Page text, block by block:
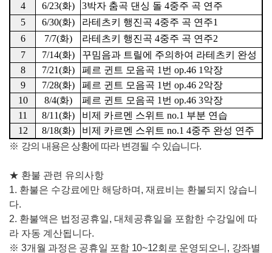
4
6/23(화) 3박자 춤곡 댄싱 돌 4중주 곡 연주
5
6/30(화) 라테츠키 행진곡 4중주 곡 연주1
6
7/7(화) 라테츠키 행진곡 4중주 곡 연주2
7
7/14(화)
꾸밈음과 트릴에 주의하여 라테츠키 완성
8
7/21(화) 페르 귄트 모음곡 1 번 op.46 1 악장
9
7/28(화) 페르 귄트 모음곡 1 번 op.46 2악장
10
8/4(화) 페르 귄트 모음곡 1 번 op.46 3악장
11
8/11(화) 비제 카르멘 스위트 no.1 부분 연습
12
8/18(화) 비제 카르멘 스위트 no.1 4중주 완성 연주
※ 강의 내용은 상황에 따라 변경될 수 있습니다.
★ 환불 관련 유의사항
1. 환불은 수강료에만 해당하며 , 재료비는 환불되지 않습니
다.
2. 환불액은 법정공휴일, 대체공휴일을 포함한 수강일에 따
라 자동 계산됩니다.
※ 3개 월 과정은 공휴일 포함 10~12회로 운영되오니 , 강좌별